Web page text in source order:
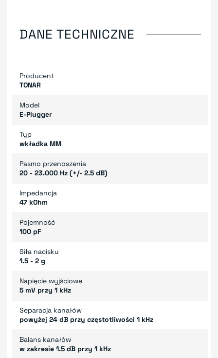
DANE TECHNICZNE
Producent
TONAR
Model
E-Plugger
Typ
wkładka MM
Pasmo przenoszenia
20 - 23.000 Hz (+/- 2.5 dB)
Impedancja
47 kOhm
Pojemność
100 pF
Siła nacisku
1.5 - 2 g
Napięcie wyjściowe
5 mV przy 1 kHz
Separacja kanałów
powyżej 24 dB przy częstotliwości 1 kHz
Balans kanałów
w zakresie 1.5 dB przy 1 kHz